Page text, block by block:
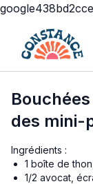
des mini-
Ingrédients :
1 boîte de
1/2 avocat,